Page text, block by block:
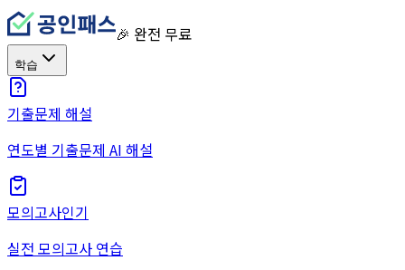
🎉 완전 무료
학습
기출문제 해설
연도별 기출문제 AI 해설
모의고사인기
실전 모의고사 연습